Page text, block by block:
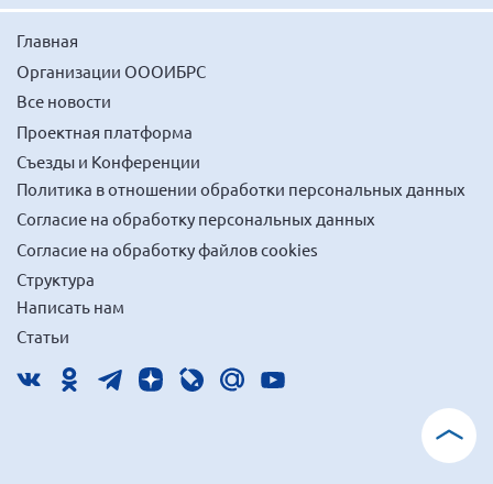
Мурманская область
Нижегородская область
Новгородская область
Омская область
Оренбургская область
Пензенская область
Республика Башкортостан
Республика Бурятия
Республика Карелия
Республика Калмыкия
Главная
Организации ОООИБРС
Все новости
Проектная платформа
Съезды и Конференции
Политика в отношении обработки персональных данных
Согласие на обработку персональных данных
Согласие на обработку файлов cookies
Структура
Написать нам
Статьи